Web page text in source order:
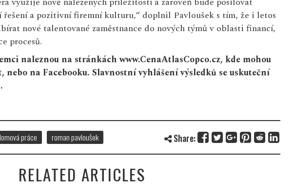
a pozitivní firemní kulturu,“ doplnil Pavloušek s tím, že i letos
nové talentované zaměstnance do nových týmů v oblasti financí,
procesů.
naleznou na stránkáchwww.CenaAtlasCopco.cz, kde mohou
na Facebooku. Slavnostní vyhlášení výsledků se uskuteční
práce roman pavloušek Share:
RELATED ARTICLES